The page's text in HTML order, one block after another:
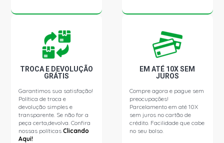
GOL G2 CL HATCH 1.6 8V AP (1997 - 1999)
GOL G2 CLI HATCH 1.6 8V AP (1995 - 1996)
GOL G2 COPA HATCH 1.6 8V AP (1995 - 1996)
GOL G2 GL HATCH 1.6 8V AP (1995 - 1999)
TROCA E DEVOLUÇÃO
GRÁTIS
Garantimos sua satisfação!
Política de troca e
devolução simples e
transparente. Se não for a
peça certa,devolva. Confira
nossas políticasClicando
Aqui!
EM ATÉ 10X SEM
JUROS
Compre agora e pague sem
preocupações!
Parcelamento em até 10X
sem juros no cartão de
crédito. Facilidade que cabe
no seu bolso.